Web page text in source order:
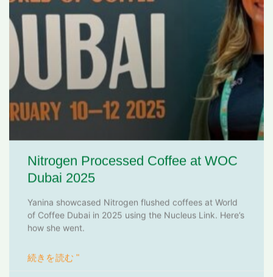
Nitrogen Processed Coffee at WOC
Dubai 2025
Yanina showcased Nitrogen flushed coffees at World
of Coffee Dubai in 2025 using the Nucleus Link. Here’s
how she went.
続きを読む "